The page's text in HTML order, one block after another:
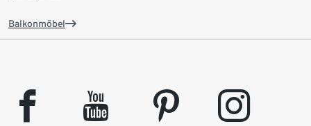
Balkonmöbel
facebook youtube pinterest instagram